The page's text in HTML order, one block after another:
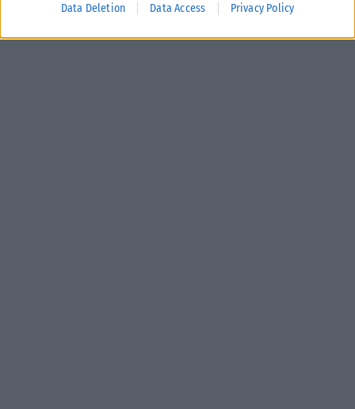
Data Deletion Data Access Privacy Policy